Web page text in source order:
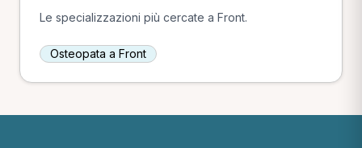
Le specializzazioni più cercate a Front.
Osteopata a Front